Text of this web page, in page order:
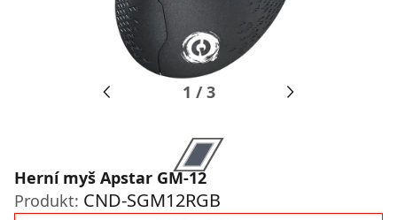
1 /3
Herní myš Apstar GM-12
Produkt: CND-SGM12RGB